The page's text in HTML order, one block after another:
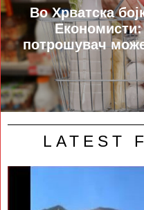
Во Хрватска
потрошувач
LATEST